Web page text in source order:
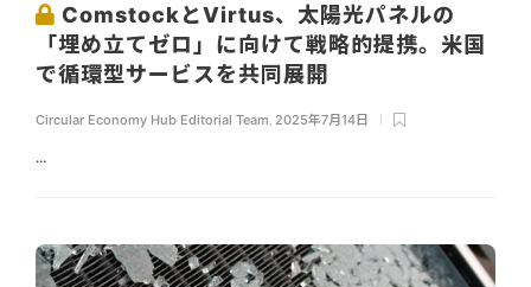
ComstockとVirtus、太陽光パネルの
「埋め立てゼロ」に向けて戦略的提携。米国
で循環型サービスを共同展開
Circular Economy Hub Editorial Team 2025年7月14日
...